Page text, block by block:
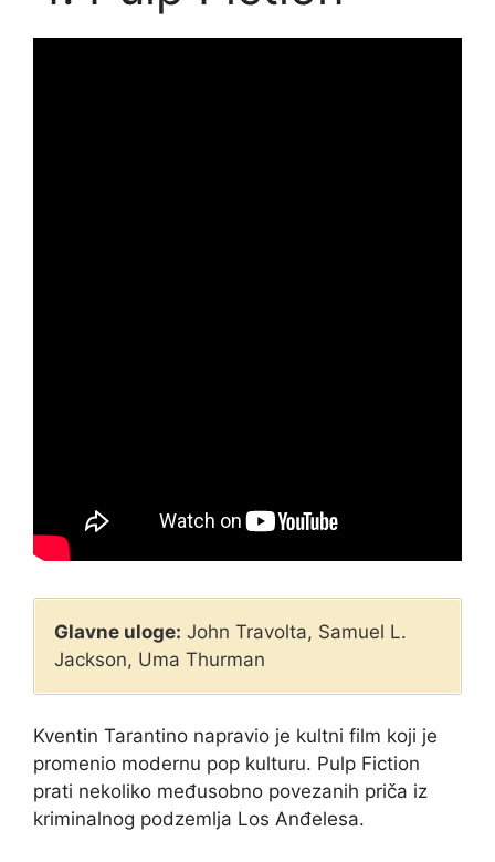
Glavne uloge: John Travolta, Samuel L.
Jackson, Uma Thurman
Kventin Tarantino napravio je kultni film koji je
promenio modernu pop kulturu. Pulp Fiction
prati nekoliko međusobno povezanih priča iz
kriminalnog podzemlja Los Anđelesa.